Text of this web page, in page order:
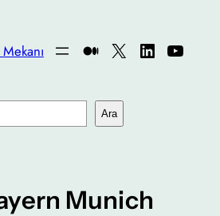
Medium
X LinkedIn
Ara
Munich